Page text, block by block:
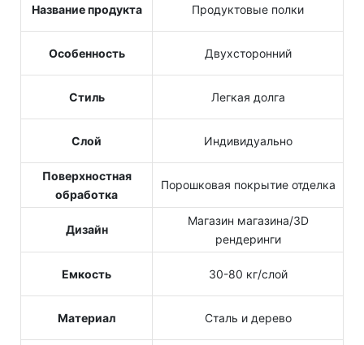
Название продукта Продуктовые полки
Особенность Двухсторонний
Стиль Легкая долга
Слой Индивидуально
Поверхностная
обработка
Порошковая покрытие отделка
Дизайн
Магазин магазина/3D
рендеринги
Емкость 30-80 кг/слой
Материал Сталь и дерево